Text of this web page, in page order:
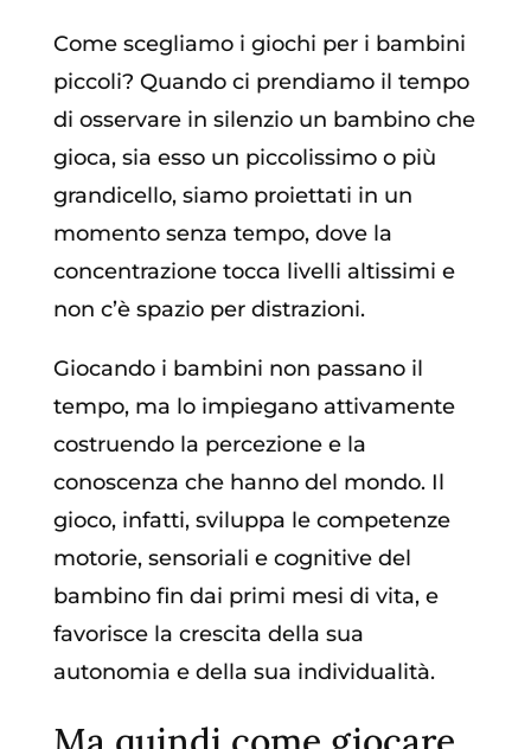
Come scegliamo i giochi per i bambini
piccoli? Quando ci prendiamo il tempo
di osservare in silenzio un bambino che
gioca, sia esso un piccolissimo o più
grandicello, siamo proiettati in un
momento senza tempo, dove la
concentrazione tocca livelli altissimi e
non c’è spazio per distrazioni.
Giocando i bambini non passano il
tempo, ma lo impiegano attivamente
costruendo la percezione e la
conoscenza che hanno del mondo. Il
gioco, infatti, sviluppa le competenze
motorie, sensoriali e cognitive del
bambino fin dai primi mesi di vita, e
favorisce la crescita della sua
autonomia e della sua individualità.